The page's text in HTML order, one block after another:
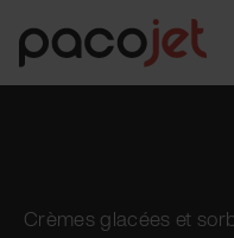
Crèmes glacées et